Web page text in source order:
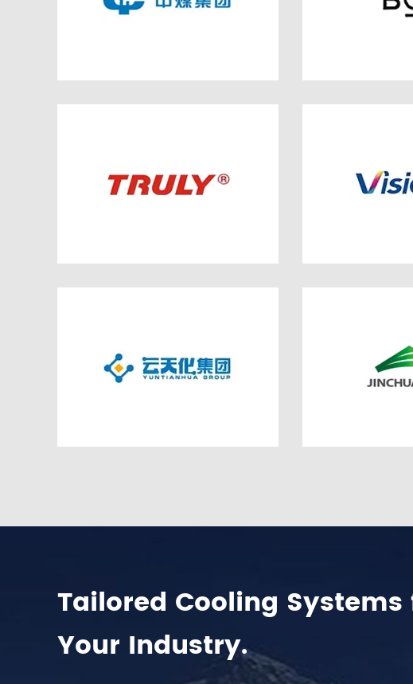
Tailored Cooling Systems
Your Industry.